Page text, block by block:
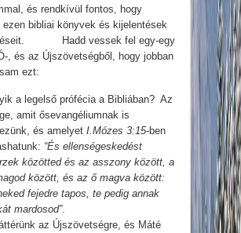
és rendkívül fontos, hogy
ezen bibliai könyvek és kijelentések
Hadd vessek fel egy-egy
, és az Újszövetségből, hogy jobban
ezt:
a legelső prófécia a Bibliában? Az
amit ősevangéliumnak is
és amelyet I.Mózes 3:15-ben
“És ellenségeskedést
közötted és az asszony között, a
között, és az ő magva között:
fejedre tapos, te pedig annak
mardosod”.
az Újszövetségre, és Máté